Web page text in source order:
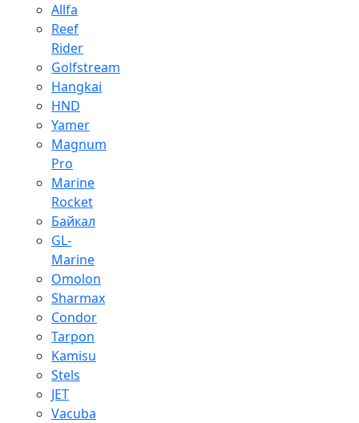
Allfa
Reef
Rider
Golfstream
Hangkai
HND
Yamer
Magnum
Pro
Marine
Rocket
Байкал
GL-
Marine
Omolon
Sharmax
Condor
Tarpon
Kamisu
Stels
JET
Vacuba